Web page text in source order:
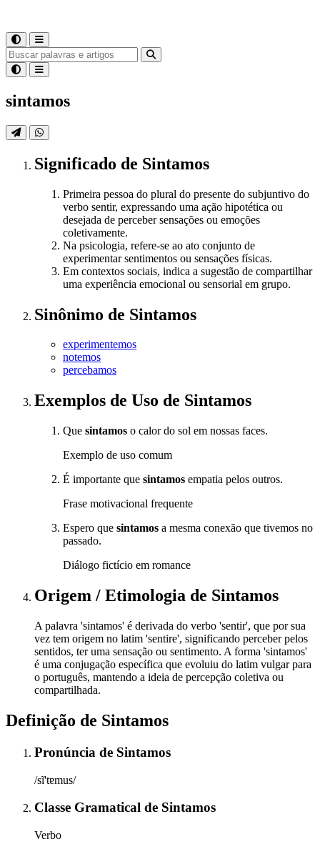
sintamos
Significado de Sintamos
Primeira pessoa do plural do presente do subjuntivo do
verbo sentir, expressando uma ação hipotética ou
desejada de perceber sensações ou emoções
coletivamente.
Na psicologia, refere-se ao ato conjunto de
experimentar sentimentos ou sensações físicas.
Em contextos sociais, indica a sugestão de compartilhar
uma experiência emocional ou sensorial em grupo.
Sinônimo de Sintamos
experimentemos
notemos
percebamos
Exemplos de Uso de Sintamos
Que sintamos o calor do sol em nossas faces.
Exemplo de uso comum
É importante que sintamos empatia pelos outros.
Frase motivacional frequente
Espero que sintamos a mesma conexão que tivemos no
passado.
Diálogo fictício em romance
Origem / Etimologia de Sintamos
A palavra 'sintamos' é derivada do verbo 'sentir', que por sua
vez tem origem no latim 'sentire', significando perceber pelos
sentidos, ter uma sensação ou sentimento. A forma 'sintamos'
é uma conjugação específica que evoluiu do latim vulgar para
o português, mantendo a ideia de percepção coletiva ou
compartilhada.
Definição de Sintamos
Pronúncia de Sintamos
/sĩ'tɐmus/
Classe Gramatical de Sintamos
Verbo